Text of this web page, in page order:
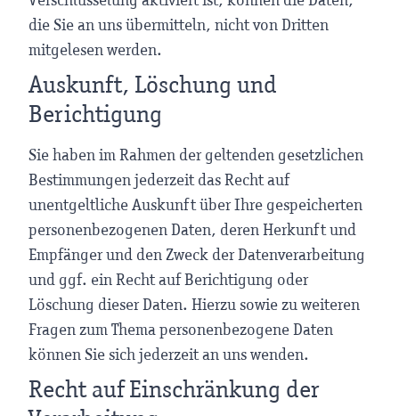
die Sie an uns übermitteln, nicht von Dritten
mitgelesen werden.
Auskunft, Löschung und
Berichtigung
Sie haben im Rahmen der geltenden gesetzlichen
Bestimmungen jederzeit das Recht auf
unentgeltliche Auskunft über Ihre gespeicherten
personenbezogenen Daten, deren Herkunft und
Empfänger und den Zweck der Datenverarbeitung
und ggf. ein Recht auf Berichtigung oder
Löschung dieser Daten. Hierzu sowie zu weiteren
Fragen zum Thema personenbezogene Daten
können Sie sich jederzeit an uns wenden.
Recht auf Einschränkung der